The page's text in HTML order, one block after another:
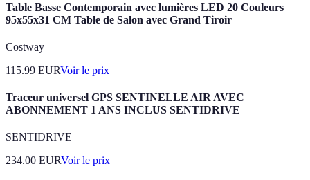
Table Basse Contemporain avec lumières LED 20 Couleurs
95x55x31 CM Table de Salon avec Grand Tiroir
Costway
115.99 EURVoir le prix
Traceur universel GPS SENTINELLE AIR AVEC
ABONNEMENT 1 ANS INCLUS SENTIDRIVE
SENTIDRIVE
234.00 EURVoir le prix